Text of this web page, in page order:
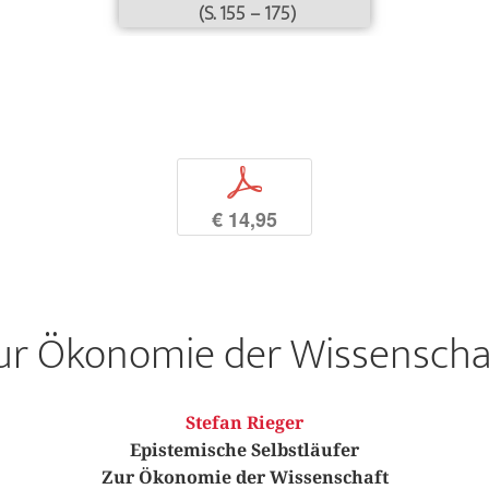
(S. 155 – 175)
p
€ 14,95
Ökonomie der
Stefan Rieger
Epistemische Selbstläufer
Zur Ökonomie der Wissenschaft